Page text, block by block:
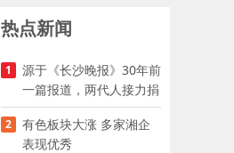
热点新闻
1
源于《长沙晚报》30年前
一篇报道，两代人接力捐
资助学
2
有色板块大涨 多家湘企
表现优秀